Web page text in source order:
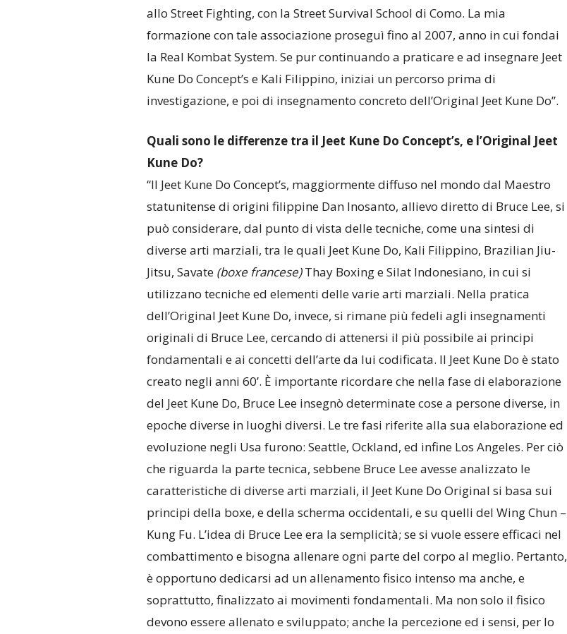
allo Street Fighting, con la Street Survival School di Como. La mia
formazione con tale associazione proseguì fino al 2007, anno in cui fondai
la Real Kombat System. Se pur continuando a praticare e ad insegnare Jeet
Kune Do Concept’s e Kali Filippino, iniziai un percorso prima di
investigazione, e poi di insegnamento concreto dell’Original Jeet Kune Do”.
Quali sono le differenze tra il Jeet Kune Do Concept’s, e l’Original Jeet
Kune Do?
“Il Jeet Kune Do Concept’s, maggiormente diffuso nel mondo dal Maestro
statunitense di origini filippine Dan Inosanto, allievo diretto di Bruce Lee, si
può considerare, dal punto di vista delle tecniche, come una sintesi di
diverse arti marziali, tra le quali Jeet Kune Do, Kali Filippino, Brazilian Jiu-
Jitsu, Savate(boxe francese)Thay Boxing e Silat Indonesiano, in cui si
utilizzano tecniche ed elementi delle varie arti marziali. Nella pratica
dell’Original Jeet Kune Do, invece, si rimane più fedeli agli insegnamenti
originali di Bruce Lee, cercando di attenersi il più possibile ai principi
fondamentali e ai concetti dell’arte da lui codificata. Il Jeet Kune Do è stato
creato negli anni 60’. È importante ricordare che nella fase di elaborazione
del Jeet Kune Do, Bruce Lee insegnò determinate cose a persone diverse, in
epoche diverse in luoghi diversi. Le tre fasi riferite alla sua elaborazione ed
evoluzione negli Usa furono: Seattle, Ockland, ed infine Los Angeles. Per ciò
che riguarda la parte tecnica, sebbene Bruce Lee avesse analizzato le
caratteristiche di diverse arti marziali, il Jeet Kune Do Original si basa sui
principi della boxe, e della scherma occidentali, e su quelli del Wing Chun –
Kung Fu. L’idea di Bruce Lee era la semplicità; se si vuole essere efficaci nel
combattimento e bisogna allenare ogni parte del corpo al meglio. Pertanto,
è opportuno dedicarsi ad un allenamento fisico intenso ma anche, e
soprattutto, finalizzato ai movimenti fondamentali. Ma non solo il fisico
devono essere allenato e sviluppato; anche la percezione ed i sensi, per lo